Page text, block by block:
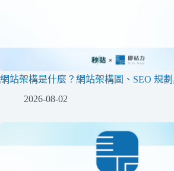
網站架構是什麼？網站架構圖、SEO 規劃
2026-08-02